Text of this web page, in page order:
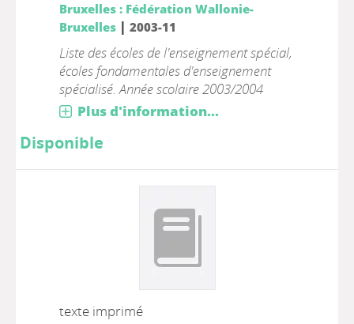
Bruxelles : Fédération Wallonie-
Bruxelles| 2003-11
Liste des écoles de l'enseignement spécial,
écoles fondamentales d'enseignement
spécialisé. Année scolaire 2003/2004
Plus d'information...
Disponible
texte imprimé